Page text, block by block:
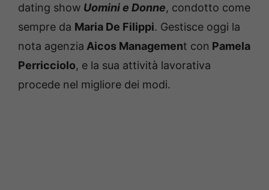
dating show Uomini e Donne, condotto come
sempre da Maria De Filippi. Gestisce oggi la
nota agenzia Aicos Management con Pamela
Perricciolo, e la sua attività lavorativa
procede nel migliore dei modi.